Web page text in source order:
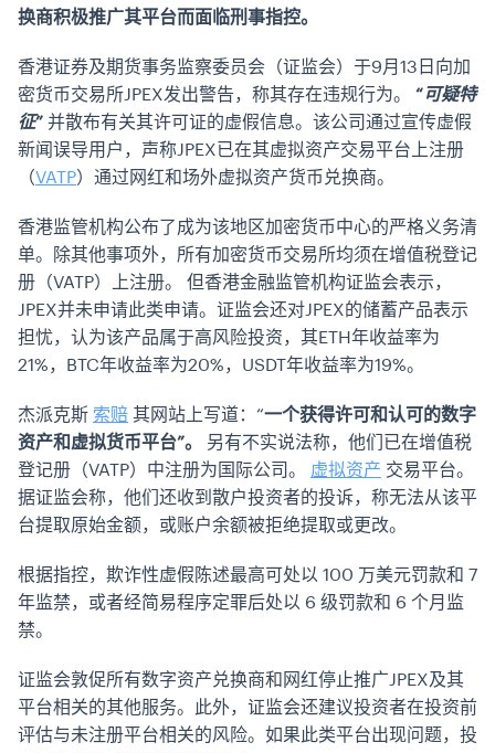
换商积极推广其平台而面临刑事指控。
香港证券及期货事务监察委员会（证监会）于9月13日向加
密货币交易所JPEX发出警告，称其存在违规行为。 “可疑特
征” 并散布有关其许可证的虚假信息。该公司通过宣传虚假
新闻误导用户，声称JPEX已在其虚拟资产交易平台上注册
（VATP）通过网红和场外虚拟资产货币兑换商。
香港监管机构公布了成为该地区加密货币中心的严格义务清
单。除其他事项外，所有加密货币交易所均须在增值税登记
册（VATP）上注册。 但香港金融监管机构证监会表示，
JPEX并未申请此类申请。证监会还对JPEX的储蓄产品表示
担忧，认为该产品属于高风险投资，其ETH年收益率为
21%，BTC年收益率为20%，USDT年收益率为19%。
杰派克斯 索赔 其网站上写道：“一个获得许可和认可的数字
资产和虚拟货币平台”。
另有不实说法称，他们已在增值税
登记册（VATP）中注册为国际公司。 虚拟资产 交易平台。
据证监会称，他们还收到散户投资者的投诉，称无法从该平
台提取原始金额，或账户余额被拒绝提取或更改。
根据指控，欺诈性虚假陈述最高可处以 100 万美元罚款和 7
年监禁，或者经简易程序定罪后处以 6 级罚款和 6 个月监
禁。
证监会敦促所有数字资产兑换商和网红停止推广JPEX及其
平台相关的其他服务。此外，证监会还建议投资者在投资前
评估与未注册平台相关的风险。如果此类平台出现问题，投